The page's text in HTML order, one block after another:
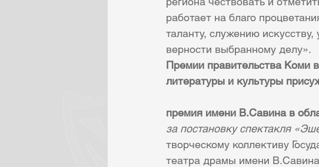
работает на благо
таланту, служению
верности выбранному делу».
Премии правительства Коми
литературы и культуры
премия имени В.Савина в
за постановку спектакля
творческому коллективу
театра драмы имени